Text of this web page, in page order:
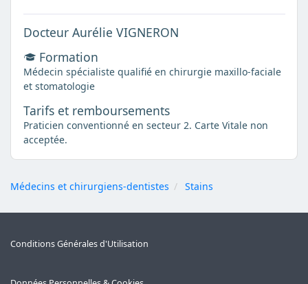
Docteur Aurélie VIGNERON
Formation
Médecin spécialiste qualifié en chirurgie maxillo-faciale
et stomatologie
Tarifs et remboursements
Praticien conventionné en secteur 2. Carte Vitale non
acceptée.
Médecins et chirurgiens-dentistes Stains
Conditions Générales d'Utilisation